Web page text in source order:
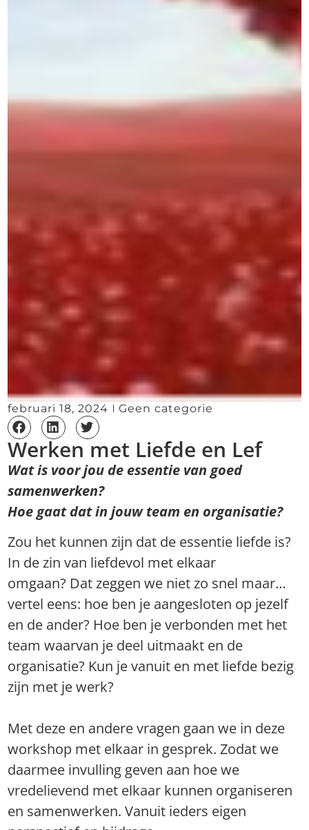
februari 18, 2024 Geen categorie
Werken met Liefde en Lef
Wat is voor jou de essentie van goed
samenwerken?
Hoe gaat dat in jouw team en organisatie?
Zou het kunnen zijn dat de essentie liefde is?
In de zin van liefdevol met elkaar
omgaan? Dat zeggen we niet zo snel maar…
vertel eens: hoe ben je aangesloten op jezelf
en de ander? Hoe ben je verbonden met het
team waarvan je deel uitmaakt en de
organisatie? Kun je vanuit en met liefde bezig
zijn met je werk?
Met deze en andere vragen gaan we in deze
workshop met elkaar in gesprek. Zodat we
daarmee invulling geven aan hoe we
vredelievend met elkaar kunnen organiseren
en samenwerken. Vanuit ieders eigen